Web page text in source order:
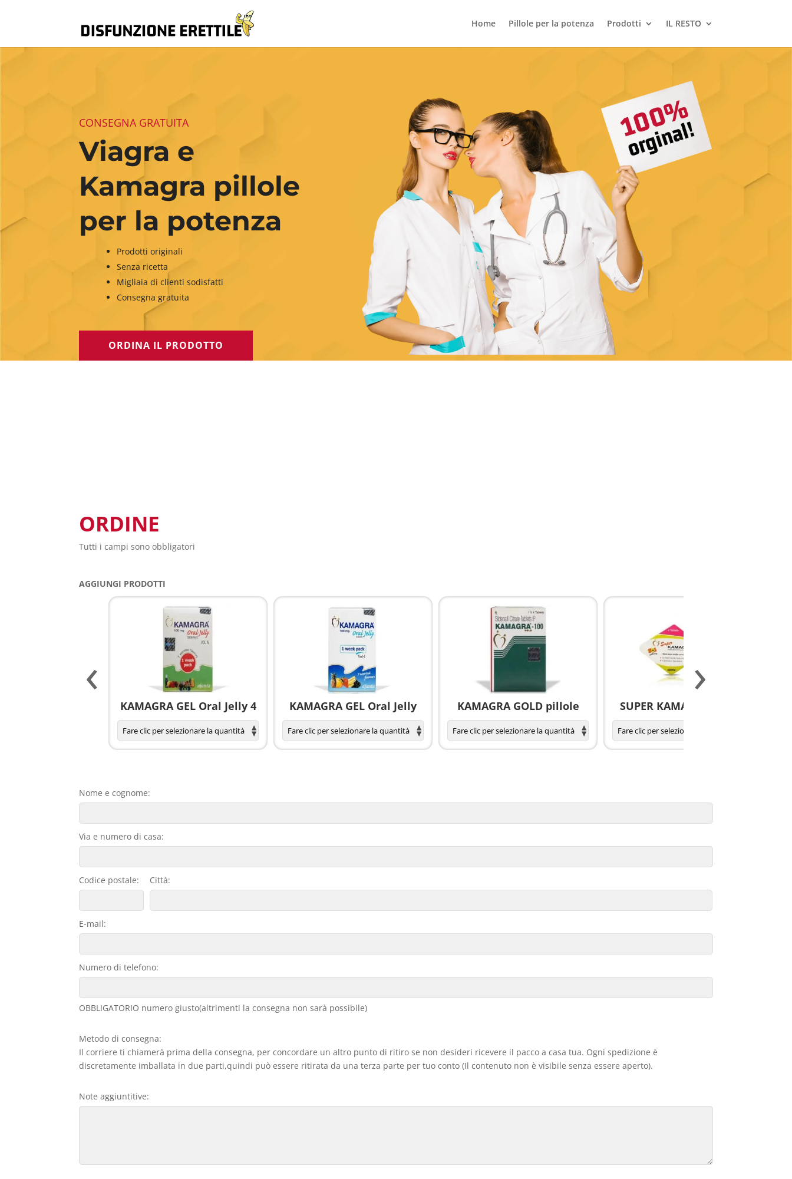
Home Pillole per la potenza Prodotti IL RESTO
CONSEGNA GRATUITA
Viagra e
Kamagra pillole
per la potenza
Prodotti originali
Senza ricetta
Migliaia di clienti sodisfatti
Consegna gratuita
ORDINA IL PRODOTTO
ORDINE
Tutti i campi sono obbligatori
AGGIUNGI PRODOTTI
KAMAGRA GEL Oral Jelly 4 KAMAGRA GEL Oral Jelly KAMAGRA GOLD pillole SUPER KAMAGRA pillole
‹ ›
Nome e cognome:
Via e numero di casa:
Codice postale: Città:
E-mail:
Numero di telefono:
OBBLIGATORIO numero giusto(altrimenti la consegna non sarà possibile)
Metodo di consegna:
Il corriere ti chiamerà prima della consegna, per concordare un altro punto di ritiro se non desideri ricevere il pacco a casa tua. Ogni spedizione è
discretamente imballata in due parti,quindi può essere ritirata da una terza parte per tuo conto (Il contenuto non è visibile senza essere aperto).
Note aggiuntitive: